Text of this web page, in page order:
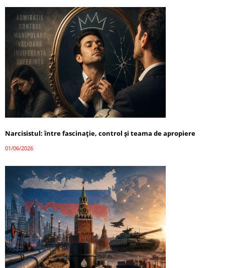
Narcisistul: între fascinație, control și teama de apropiere
01/06/2026